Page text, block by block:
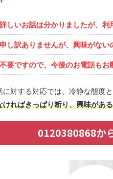
詳しいお話は分かりましたが、利
申し訳ありませんが、興味がない
不要ですので、今後のお電話もお
に対する対応では、冷静な態度
ければきっぱり断り、興味があ
0120380868か